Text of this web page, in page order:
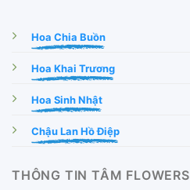
Hoa Chia Buồn
Hoa Khai Trương
Hoa Sinh Nhật
Chậu Lan Hồ Điệp
THÔNG TIN TÂM FLOWERS